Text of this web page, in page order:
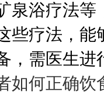
泉浴疗法
些疗法，
，需医生
如何正确饮